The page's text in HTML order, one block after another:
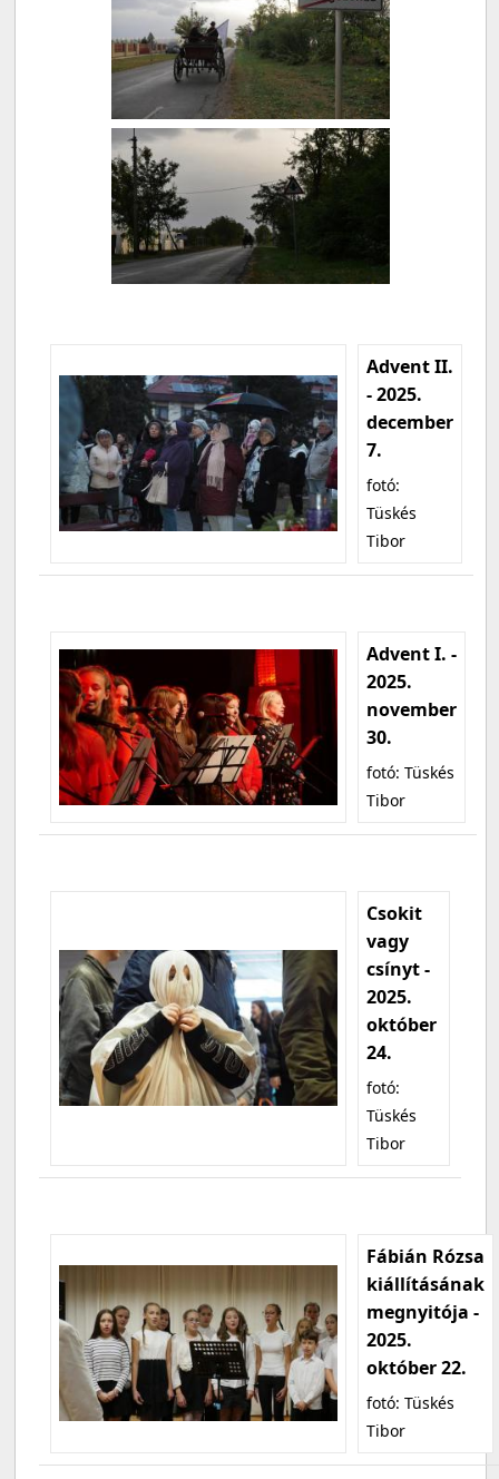
Advent II.
- 2025.
december
7.
fotó:
Tüskés
Tibor
Advent I. -
2025.
november
30.
fotó: Tüskés
Tibor
Csokit
vagy
csínyt -
2025.
október
24.
fotó:
Tüskés
Tibor
Fábián Rózsa
kiállításának
megnyitója -
2025.
október 22.
fotó: Tüskés
Tibor